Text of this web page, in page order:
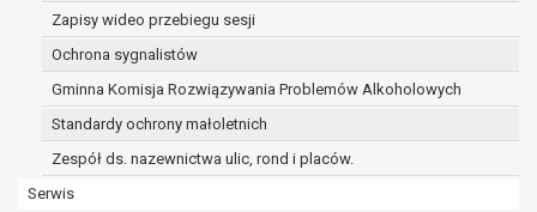
Zapisy wideo przebiegu sesji
Ochrona sygnalistów
Gminna Komisja Rozwiązywania Problemów Alkoholowych
Standardy ochrony małoletnich
Zespół ds. nazewnictwa ulic, rond i placów.
Serwis